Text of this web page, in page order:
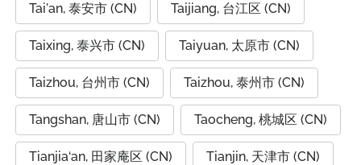
Tai'an, 泰安市 (CN) Taijiang, 台江区 (CN)
Taixing, 泰兴市 (CN) Taiyuan, 太原市 (CN)
Taizhou, 台州市 (CN) Taizhou, 泰州市 (CN)
Tangshan, 唐山市 (CN) Taocheng, 桃城区 (CN)
Tianjia‘an, 田家庵区 (CN) Tianjin, 天津市 (CN)